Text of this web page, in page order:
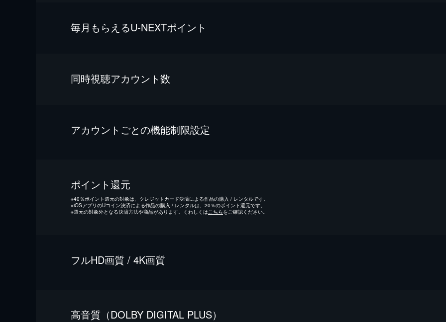
毎⽉もらえるU-NEXTポイント
同時視聴アカウント数
アカウントごとの機能制限設定
ポイント還元
※40％ポイント還元の対象は、クレジットカード決済による作品の購入 / レンタルです。
※iOSアプリのUコイン決済による作品の購入 / レンタルは、20％のポイント還元です。
※還元の対象外となる決済方法や商品があります。くわしくは こちらをご確認ください。
フルHD画質 / 4K画質
⾼⾳質（DOLBY DIGITAL PLUS）